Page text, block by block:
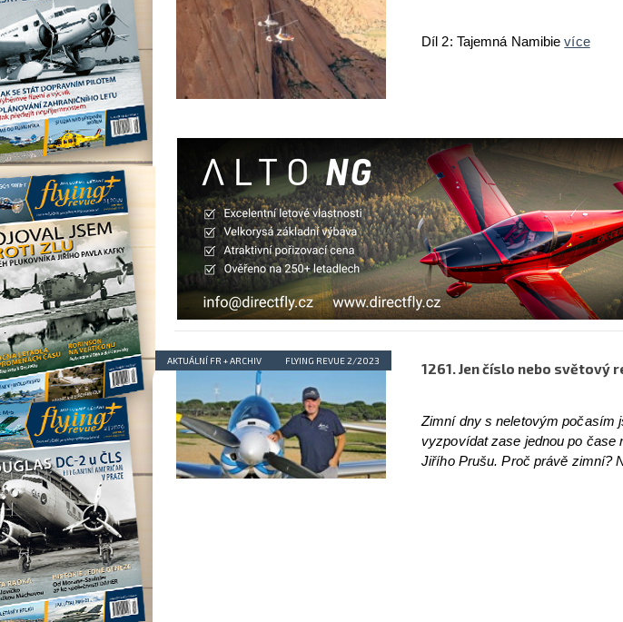
Díl 2: Tajemná Namibievíce
1261. Jen číslo nebo světový
Zimní dny s neletovým počasím
vyzpovídat zase jednou po čase
Jiřího Prušu. Proč právě zimní?
AKTUÁLNÍ FR + ARCHIV FLYING REVUE 2/2023